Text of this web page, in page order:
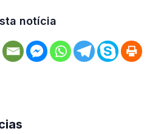
notícia